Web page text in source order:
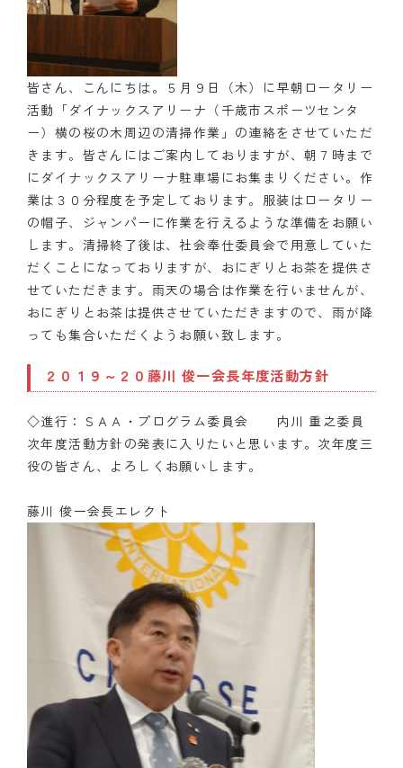
皆さん、こんにちは。５月９日（木）に早朝ロータリー
活動「ダイナックスアリーナ（千歳市スポーツセンタ
ー）横の桜の木周辺の清掃作業」の連絡をさせていただ
きます。皆さんにはご案内しておりますが、朝７時まで
にダイナックスアリーナ駐車場にお集まりください。作
業は３０分程度を予定しております。服装はロータリー
の帽子、ジャンパーに作業を行えるような準備をお願い
します。清掃終了後は、社会奉仕委員会で用意していた
だくことになっておりますが、おにぎりとお茶を提供さ
せていただきます。雨天の場合は作業を行いませんが、
おにぎりとお茶は提供させていただきますので、雨が降
っても集合いただくようお願い致します。
２０１９～２０藤川 俊一会長年度活動方針
◇進行：ＳＡＡ・プログラム委員会 内川 重之委員
次年度活動方針の発表に入りたいと思います。次年度三
役の皆さん、よろしくお願いします。
藤川 俊一会長エレクト